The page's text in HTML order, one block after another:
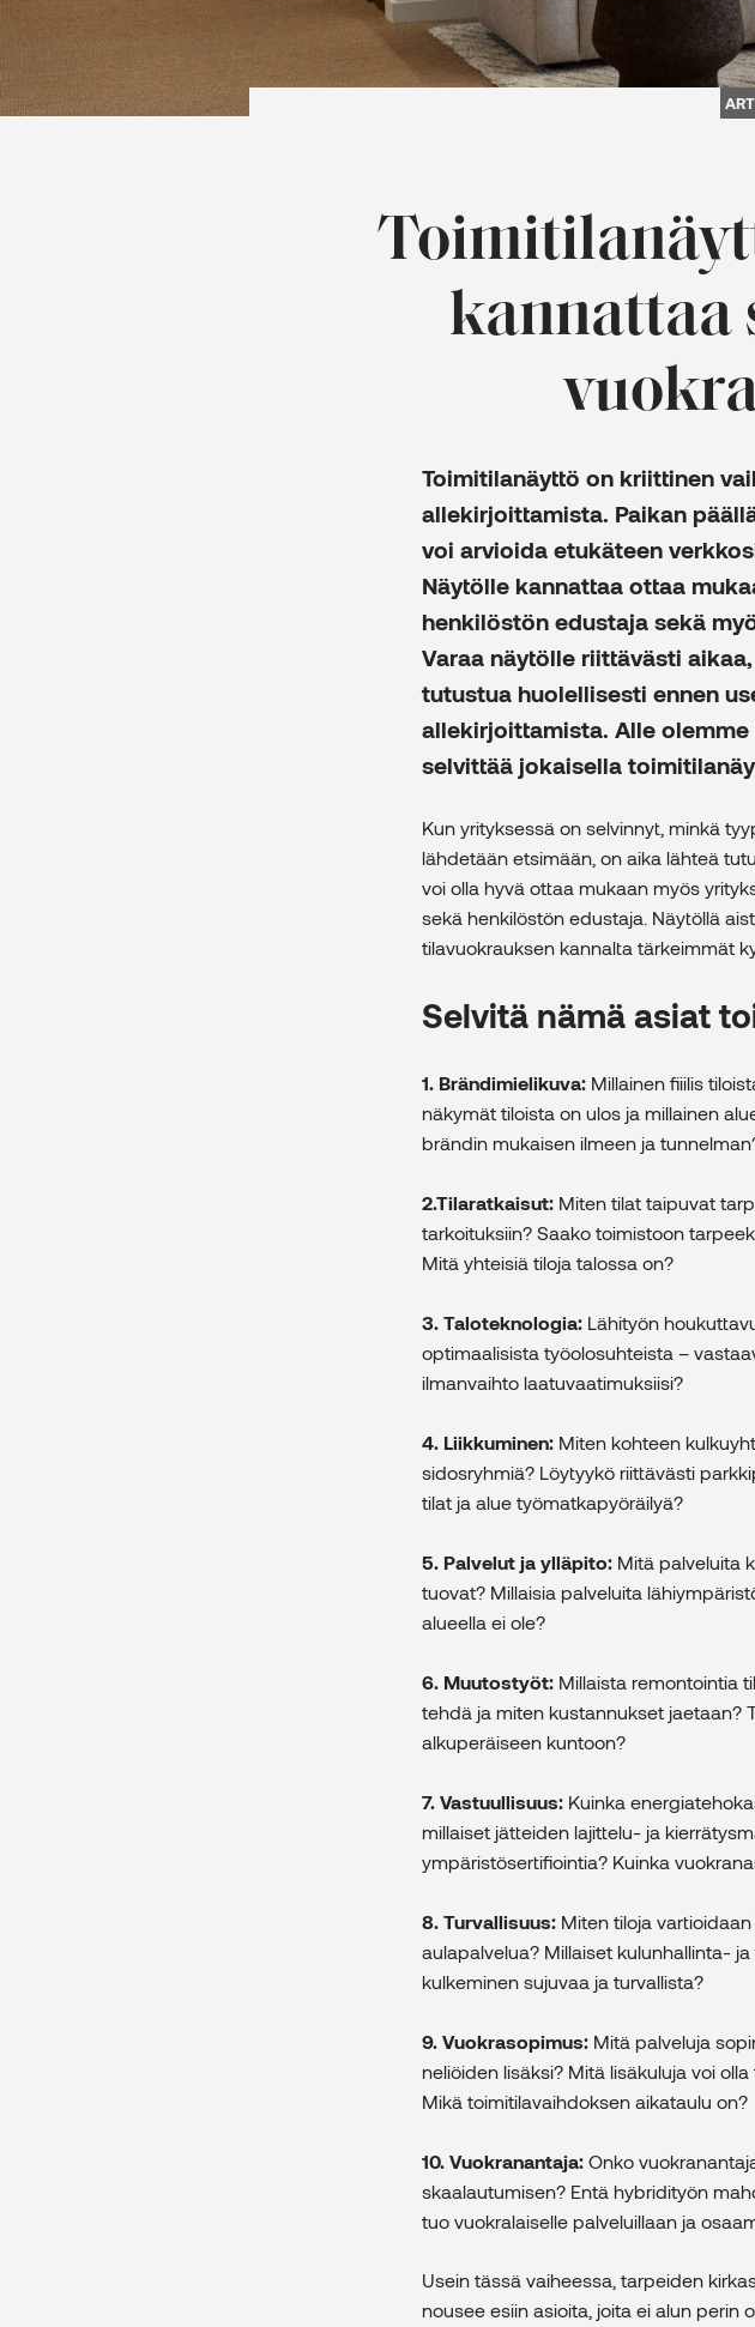
kannattaa
Toimitilanäyttö on kriittinen
allekirjoittamista. Paikan
voi arvioida etukäteen
Näytölle kannattaa ottaa
henkilöstön edustaja sekä
Varaa näytölle riittävästi
tutustua huolellisesti ennen
allekirjoittamista. Alle
selvittää jokaisella
Kun yrityksessä on selvinnyt, minkä
lähdetään etsimään, on aika lähteä
voi olla hyvä ottaa mukaan myös
sekä henkilöstön edustaja. Näytöllä
tilavuokrauksen kannalta tärkeimmät
Selvitä nämä asiat
1. Brändimielikuva: Millainen fiiilis
näkymät tiloista on ulos ja millainen
brändin mukaisen ilmeen ja
2.Tilaratkaisut: Miten tilat taipuvat
tarkoituksiin? Saako toimistoon
Mitä yhteisiä tiloja talossa on?
3. Taloteknologia: Lähityön
optimaalisista työolosuhteista –
ilmanvaihto laatuvaatimuksiisi?
4. Liikkuminen: Miten kohteen
sidosryhmiä? Löytyykö riittävästi
tilat ja alue työmatkapyöräilyä?
5. Palvelut ja ylläpito: Mitä palveluita
tuovat? Millaisia palveluita
alueella ei ole?
6. Muutostyöt: Millaista remontointia
tehdä ja miten kustannukset jaetaan?
alkuperäiseen kuntoon?
7. Vastuullisuus: Kuinka
millaiset jätteiden lajittelu- ja
ympäristösertifiointia? Kuinka
8. Turvallisuus: Miten tiloja
aulapalvelua? Millaiset kulunhallinta-
kulkeminen sujuvaa ja turvallista?
9. Vuokrasopimus: Mitä palveluja
neliöiden lisäksi? Mitä lisäkuluja voi
Mikä toimitilavaihdoksen aikataulu on?
10. Vuokranantaja: Onko
skaalautumisen? Entä hybridityön
tuo vuokralaiselle palveluillaan ja
Usein tässä vaiheessa, tarpeiden
nousee esiin asioita, joita ei alun perin